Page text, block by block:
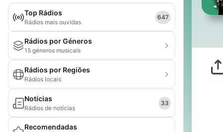
Top Rádios
Rádios mais ouvidas
647
Rádios por Géneros
15 géneros musicais
Rádios por Regiões
Rádios locais
Notícias
Rádios de notícias
33
Recomendadas